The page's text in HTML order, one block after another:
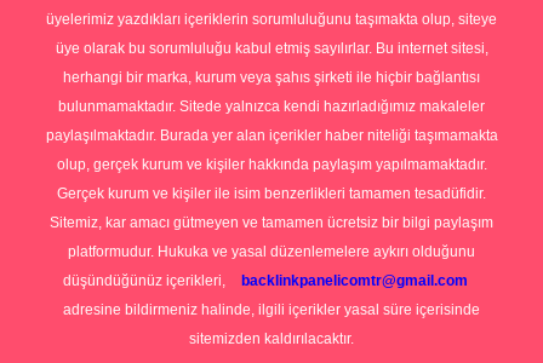
üyelerimiz yazdıkları içeriklerin sorumluluğunu taşımakta olup, siteye
üye olarak bu sorumluluğu kabul etmiş sayılırlar. Bu internet sitesi,
herhangi bir marka, kurum veya şahıs şirketi ile hiçbir bağlantısı
bulunmamaktadır. Sitede yalnızca kendi hazırladığımız makaleler
paylaşılmaktadır. Burada yer alan içerikler haber niteliği taşımamakta
olup, gerçek kurum ve kişiler hakkında paylaşım yapılmamaktadır.
Gerçek kurum ve kişiler ile isim benzerlikleri tamamen tesadüfidir.
Sitemiz, kar amacı gütmeyen ve tamamen ücretsiz bir bilgi paylaşım
platformudur. Hukuka ve yasal düzenlemelere aykırı olduğunu
düşündüğünüz içerikleri,
backlinkpanelicomtr@gmail.com
adresine bildirmeniz halinde, ilgili içerikler yasal süre içerisinde
sitemizden kaldırılacaktır.